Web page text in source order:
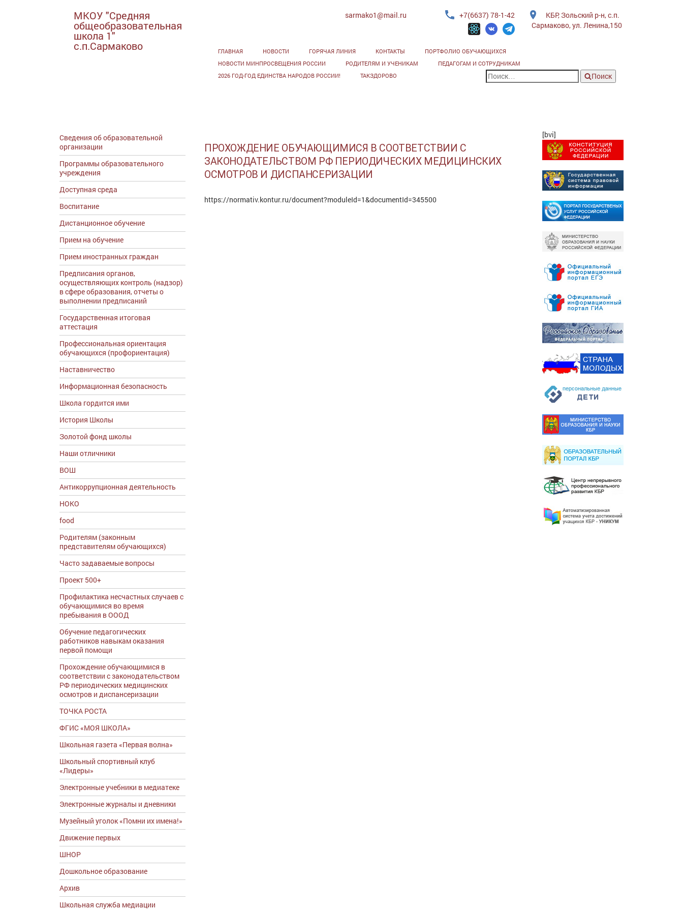
МКОУ "Средняя
общеобразовательная
школа 1"
с.п.Сармаково
sarmako1@mail.ru +7(6637) 78-1-42
КБР, Зольский р-н, с.п.
Сармаково, ул. Ленина,150
ГЛАВНАЯ НОВОСТИ ГОРЯЧАЯ ЛИНИЯ КОНТАКТЫ
ПОРТФОЛИО ОБУЧАЮЩИХСЯ
НОВОСТИ МИНПРОСВЕЩЕНИЯ РОССИИ
РОДИТЕЛЯМ И УЧЕНИКАМ
ПЕДАГОГАМ И СОТРУДНИКАМ
2026 ГОД-ГОД ЕДИНСТВА НАРОДОВ РОССИИ!
ТАКЗДОРОВО Поиск
Сведения об образовательной
организации
Программы образовательного
учреждения
Доступная среда
Воспитание
Дистанционное обучение
Прием на обучение
Прием иностранных граждан
Предписания органов,
осуществляющих контроль (надзор)
в сфере образования, отчеты о
выполнении предписаний
Государственная итоговая
аттестация
Профессиональная ориентация
обучающихся (профориентация)
Наставничество
Информационная безопасность
Школа гордится ими
История Школы
Золотой фонд школы
Наши отличники
ВОШ
Антикоррупционная деятельность
НОКО
food
Родителям (законным
представителям обучающихся)
Часто задаваемые вопросы
Проект 500+
Профилактика несчастных случаев с
обучающимися во время
пребывания в ОООД
Обучение педагогических
работников навыкам оказания
первой помощи
Прохождение обучающимися в
соответствии с законодательством
РФ периодических медицинских
осмотров и диспансеризации
ТОЧКА РОСТА
ФГИС «МОЯ ШКОЛА»
Школьная газета «Первая волна»
Школьный спортивный клуб
«Лидеры»
Электронные учебники в медиатеке
Электронные журналы и дневники
Музейный уголок «Помни их имена!»
Движение первых
ШНОР
Дошкольное образование
Архив
Школьная служба медиации
ПРОХОЖДЕНИЕ ОБУЧАЮЩИМИСЯ В СООТВЕТСТВИИ С
ЗАКОНОДАТЕЛЬСТВОМ РФ ПЕРИОДИЧЕСКИХ МЕДИЦИНСКИХ
ОСМОТРОВ И ДИСПАНСЕРИЗАЦИИ
https://normativ.kontur.ru/document?moduleId=1&documentId=345500
[bvi]